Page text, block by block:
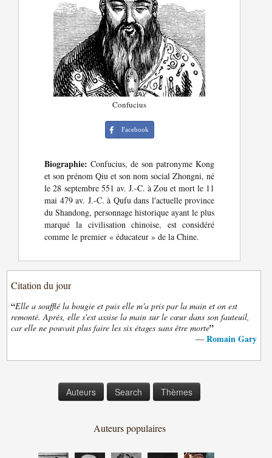
Confucius
Facebook
Biographie: Confucius, de son patronyme Kong
et son prénom Qiu et son nom social Zhongni, né
le 28 septembre 551 av. J.-C. à Zou et mort le 11
mai 479 av. J.-C. à Qufu dans l'actuelle province
du Shandong, personnage historique ayant le plus
marqué la civilisation chinoise, est considéré
comme le premier « éducateur » de la Chine.
Citation du jour
“Elle a soufflé la bougie et puis elle m'a pris par la main et on est
remonté. Après, elle s'est assise la main sur le cœur dans son fauteuil,
car elle ne pouvait plus faire les six étages sans être morte”
— Romain Gary
Auteurs Search Thèmes
Auteurs populaires